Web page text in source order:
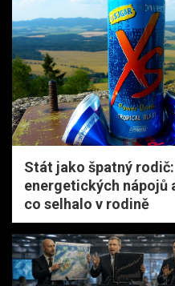
Stát jako špatný
energetických nápojů
co selhalo v rodině